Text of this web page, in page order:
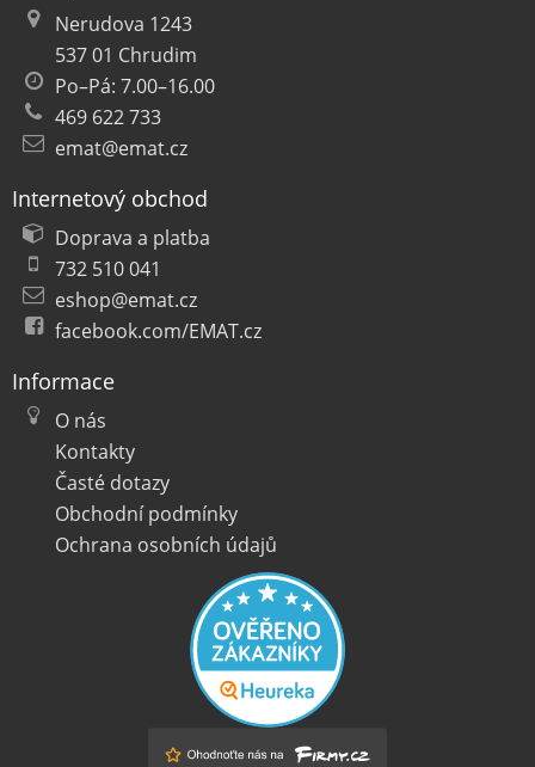
Nerudova 1243
537 01 Chrudim
Po–Pá: 7.00–16.00
469 622 733
emat@emat.cz
Internetový obchod
Doprava a platba
732 510 041
eshop@emat.cz
facebook.com/EMAT.cz
Informace
O nás
Kontakty
Časté dotazy
Obchodní podmínky
Ochrana osobních údajů